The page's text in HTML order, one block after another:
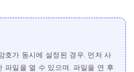
호가 동시에 설정된 경우, 먼저 사
파일을 열 수 있으며, 파일을 연 후